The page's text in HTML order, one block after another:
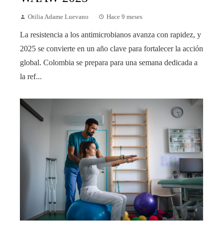
Otilia Adame Luevano Hace 9 meses
La resistencia a los antimicrobianos avanza con rapidez, y
2025 se convierte en un año clave para fortalecer la acción
global. Colombia se prepara para una semana dedicada a
la ref...